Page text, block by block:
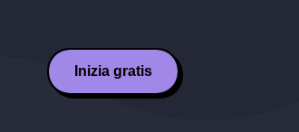
Inizia gratis